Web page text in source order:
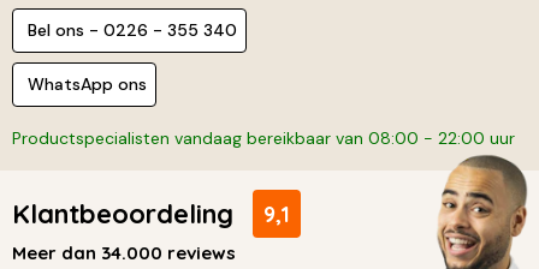
Bel ons - 0226 - 355 340
WhatsApp ons
Productspecialisten vandaag bereikbaar van 08:00 - 22:00 uur
Klantbeoordeling 9,1
Meer dan 34.000 reviews